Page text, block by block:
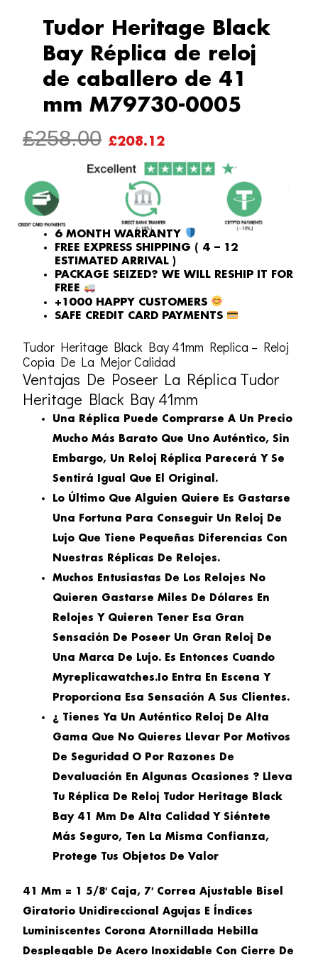
Tudor Heritage Black
Bay Réplica de reloj
de caballero de 41
mm M79730-0005
£258.00 ORIGINAL
PRICE
WAS:
£258.00.
£208.12CURRENT
PRICE
IS:
£208.12.
6 MONTH WARRANTY
FREE EXPRESS SHIPPING ( 4 – 12
ESTIMATED ARRIVAL )
PACKAGE SEIZED? WE WILL RESHIP IT FOR
FREE
+1000 HAPPY CUSTOMERS
SAFE CREDIT CARD PAYMENTS
Tudor Heritage Black Bay 41mm Replica – Reloj
Copia De La Mejor Calidad
Ventajas De Poseer La Réplica Tudor
Heritage Black Bay 41mm
Una Réplica Puede Comprarse A Un Precio
Mucho Más Barato Que Uno Auténtico, Sin
Embargo, Un Reloj Réplica Parecerá Y Se
Sentirá Igual Que El Original.
Lo Último Que Alguien Quiere Es Gastarse
Una Fortuna Para Conseguir Un Reloj De
Lujo Que Tiene Pequeñas Diferencias Con
Nuestras Réplicas De Relojes.
Muchos Entusiastas De Los Relojes No
Quieren Gastarse Miles De Dólares En
Relojes Y Quieren Tener Esa Gran
Sensación De Poseer Un Gran Reloj De
Una Marca De Lujo. Es Entonces Cuando
Myreplicawatches.io Entra En Escena Y
Proporciona Esa Sensación A Sus Clientes.
¿ Tienes Ya Un Auténtico Reloj De Alta
Gama Que No Quieres Llevar Por Motivos
De Seguridad O Por Razones De
Devaluación En Algunas Ocasiones ? Lleva
Tu Réplica De Reloj Tudor Heritage Black
Bay 41 Mm De Alta Calidad Y Siéntete
Más Seguro, Ten La Misma Confianza,
Protege Tus Objetos De Valor
41 Mm = 1 5/8′ Caja, 7′ Correa Ajustable Bisel
Giratorio Unidireccional Agujas E Índices
Luminiscentes Corona Atornillada Hebilla
Desplegable De Acero Inoxidable Con Cierre De